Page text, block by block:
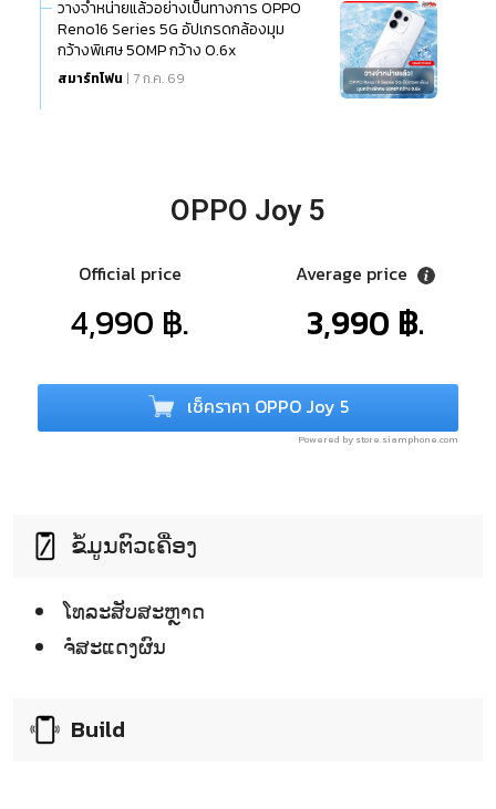
วางจำหน่ายแล้วอย่างเป็นทางการ OPPO
Reno16 Series 5G อัปเกรดกล้องมุม
กว้างพิเศษ 50MP กว้าง 0.6x
สมาร์ทโฟน | 7 ก.ค. 69
OPPO Joy 5
Official price
4,990 ฿.
Average price
3,990 ฿.
เช็คราคา OPPO Joy 5
Powered by store.siamphone.com
ຂໍ້ມູນຕົວເຄື່ອງ
ໂທລະສັບສະຫຼາດ
ຈໍໍສະແດງຜົນ
Build